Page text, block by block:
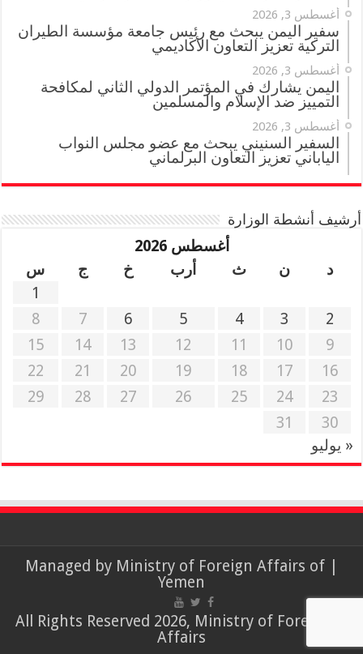
أغسطس 3, 2026
سفير اليمن يبحث مع رئيس جامعة مؤسسة الطيران
التركية تعزيز التعاون الأكاديمي
أغسطس 3, 2026
اليمن يشارك في المؤتمر الدولي الثاني لمكافحة
التمييز ضد الإسلام والمسلمين
أغسطس 3, 2026
السفير السنيني يبحث مع عضو مجلس النواب
الياباني تعزيز التعاون البرلماني
أرشيف أنشطة الوزارة
أغسطس 2026
د
ن ث أرب خ ج
س
1
2
3
4
5
6
7
8
9
10
11
12
13
14
15
16
17
18
19
20
21
22
23
24
25
26
27
28
29
30
31
« يوليو
| Managed by
Ministry of Foreign Affairs of
Yemen
© All Rights Reserved 2026, Ministry of Foreign
Affairs